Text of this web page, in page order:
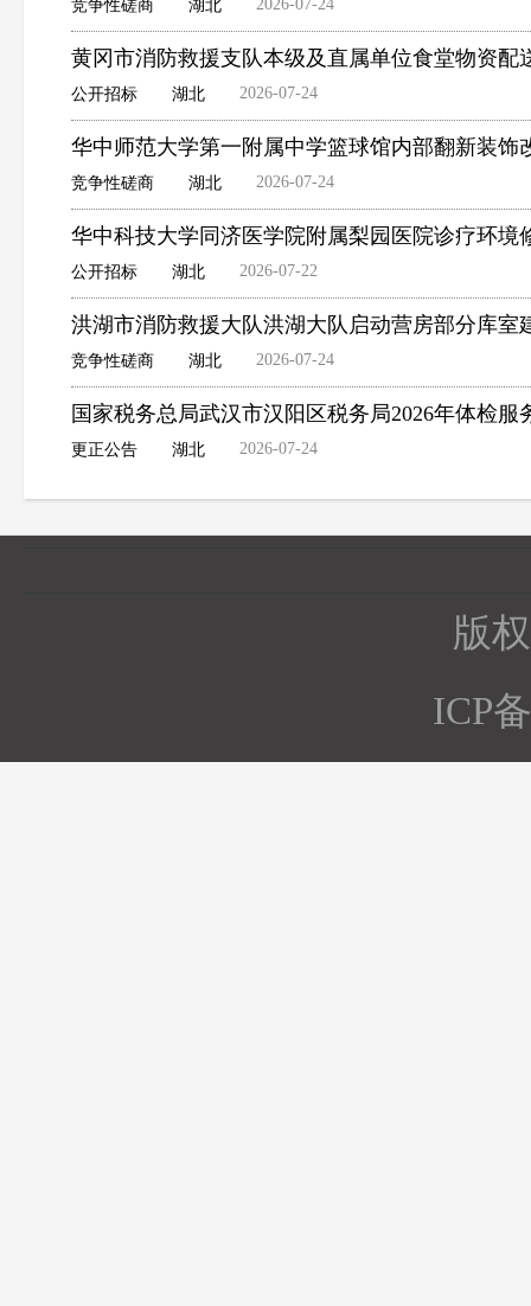
竞争性磋商 湖北 2026-07-24
黄冈市消防救援支队本级及直属单位食堂物资配
公开招标 湖北 2026-07-24
华中师范大学第一附属中学篮球馆内部翻新装饰
竞争性磋商 湖北 2026-07-24
华中科技大学同济医学院附属梨园医院诊疗环
公开招标 湖北 2026-07-22
洪湖市消防救援大队洪湖大队启动营房部分库
竞争性磋商 湖北 2026-07-24
国家税务总局武汉市汉阳区税务局2026年体检
更正公告 湖北 2026-07-24
版
ICP